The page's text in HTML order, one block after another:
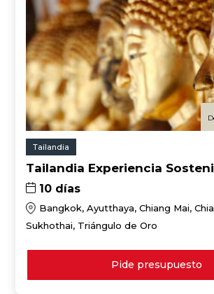
Tailandia
Tailandia Experiencia
10 días
Bangkok, Ayutthaya, Chiang Mai,
Sukhothai, Triángulo de Oro
Pide presupuesto